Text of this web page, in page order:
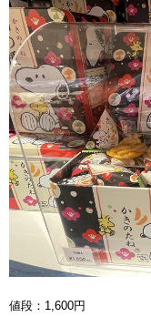
値段：1,600円